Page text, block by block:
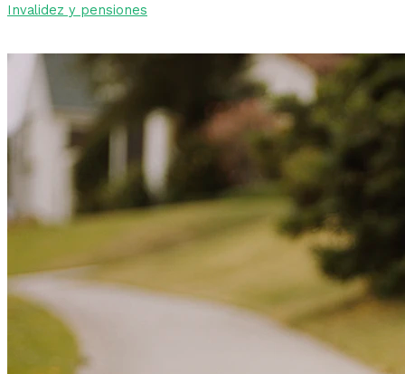
Invalidez y pensiones